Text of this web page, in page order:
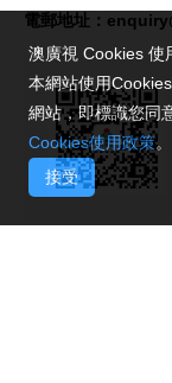
電郵地址：
澳廣視 Cookies 使
本網站使用
網站，即標識您同
Cookies使用政策。
接受